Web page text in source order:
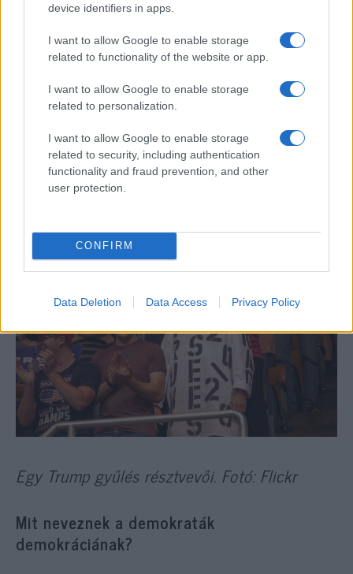
device identifiers in apps.
I want to allow Google to enable storage
related to functionality of the website or app.
I want to allow Google to enable storage
related to personalization.
I want to allow Google to enable storage
related to security, including authentication
functionality and fraud prevention, and other
user protection.
CONFIRM
Data Deletion Data Access Privacy Policy
Ráadásul a politikusok azonnali
elfogadást várnak olyan
néhány választási ciklussal
ezelőtt még ők sem hirdettek.
Biden maga is felszólalt a republikánusok
„transz-ellenes” törvényei ellen.
Egy Trump gyűlés résztvevői. Fotó: Flickr
Mit neveznek a demokraták
demokráciának?